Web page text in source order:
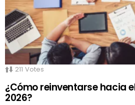
211 Votes
¿Cómo reinventarse hacia
2026?